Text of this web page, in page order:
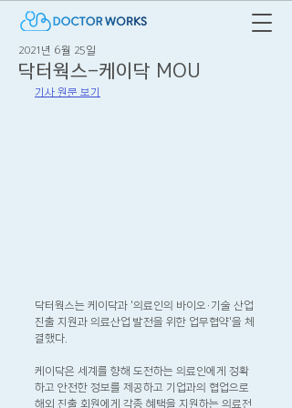
닥터웍스-케이닥 MOU
2021년 6월 25일
기사 원문 보기
닥터웍스는 케이닥과 '의료인의 바이오·기술 산업
진출 지원과 의료산업 발전을 위한 업무협약'을 체
결했다.
케이닥은 세계를 향해 도전하는 의료인에게 정확
하고 안전한 정보를 제공하고 기업과의 협업으로
해외 진출 회원에게 각종 혜택을 지원하는 의료전